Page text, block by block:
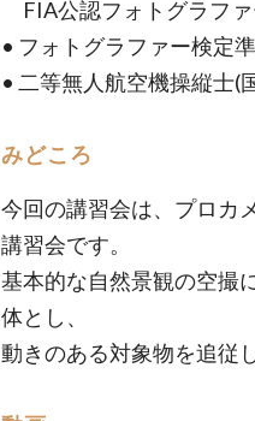
FIA公認フォトグラフ
• フォトグラファー検定
• 二等無人航空機操縦士(
みどころ
今回の講習会は、プロカ
講習会です。
基本的な自然景観の空撮
体とし、
動きのある対象物を追従